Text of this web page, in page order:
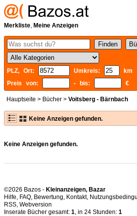
Merkliste, Meine Anzeigen
PLZ, Ort: Umkreis:
km
Preis von:
- bis: €
Hauptseite > Bücher > Voitsberg - Bärnbach
Keine Anzeigen gefunden.
Keine Anzeigen gefunden.
©2026 Bazos - Kleinanzeigen, Bazar
Hilfe, FAQ, Bewertung, Kontakt,
RSS,
Inserate Bücher gesamt: 1, in 24 Stunden: 1